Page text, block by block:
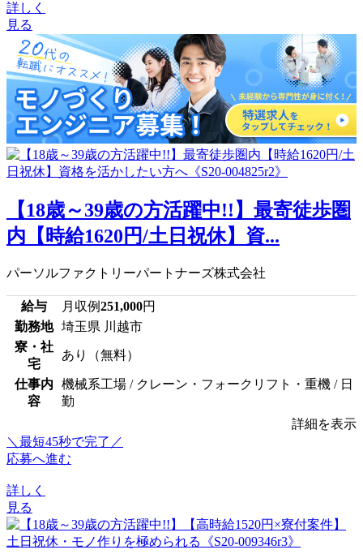
詳しく
見る
【18歳～39歳の方活躍中!!】最寄徒歩圏
内【時給1620円/土日祝休】資...
パーソルファクトリーパートナーズ株式会社
給与 月収例251,000円
勤務地
埼玉県 川越市
寮・社
宅
あり（無料）
仕事内
容
機械系工場 / クレーン・フォークリフト・重機 / 日
勤
詳細を表示
＼最短45秒で完了／
応募へ進む
詳しく
見る